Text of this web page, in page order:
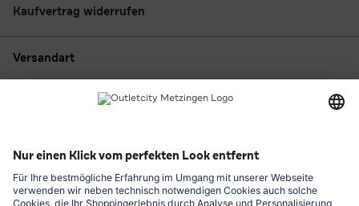
Kaufvertrag widerrufen
Versandart